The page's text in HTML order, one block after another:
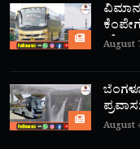
‘ಫ್ಲೈ
August
August